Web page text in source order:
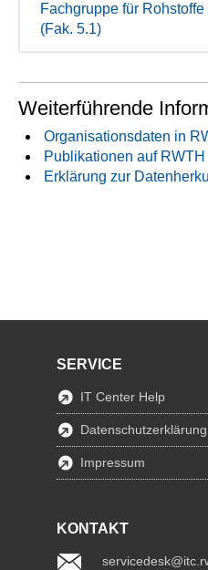
Fachgruppe für
(Fak. 5.1)
Weiterführende
Organisationsdaten in
Publikationen auf
Erklärung zur
SERVICE
IT Center Help
Datenschutzerklärung
Impressum
KONTAKT